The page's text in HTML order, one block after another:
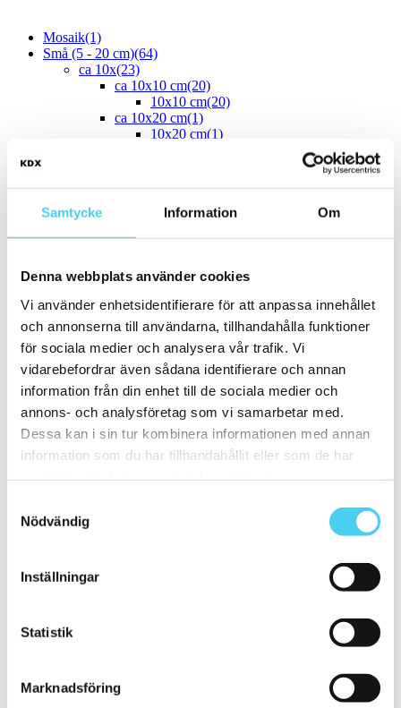
Samtycke Information Om
Denna webbplats använder cookies
Vi använder enhetsidentifierare för att anpassa innehållet
och annonserna till användarna, tillhandahålla funktioner
för sociala medier och analysera vår trafik. Vi
vidarebefordrar även sådana identifierare och annan
information från din enhet till de sociala medier och
annons- och analysföretag som vi samarbetar med.
Dessa kan i sin tur kombinera informationen med annan
information som du har tillhandahållit eller som de har
Nödvändig
Inställningar
Statistik
Marknadsföring
Mosaik(1)
Små (5 - 20 cm)(64)
ca 10x(23)
ca 10x10 cm(20)
10x10 cm(20)
ca 10x20 cm(1)
10x20 cm(1)
ca 15x
15x60 cm(1)
ca 20x20 cm(5)
20x20 cm(5)
20x10 cm(1)
ca 20x60 cm
(1)
20x60 cm(1)
Mellan (25 - 50 cm)(23)
ca 30x(22)
ca 30x10 cm
30x10 cm(1)
ca 30x30 cm(10)
ca 50x
ca 60x30 cm